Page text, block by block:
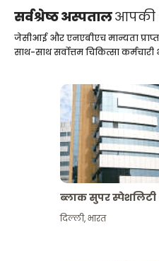
सर्वश्रेष्ठ अस्पतालआपकी
जेसीआई और एनएबीएच मान्यता
साथ-साथ सर्वोत्तम चिकित्सा
ब्लाक सुपर
दिल्ली,भारत